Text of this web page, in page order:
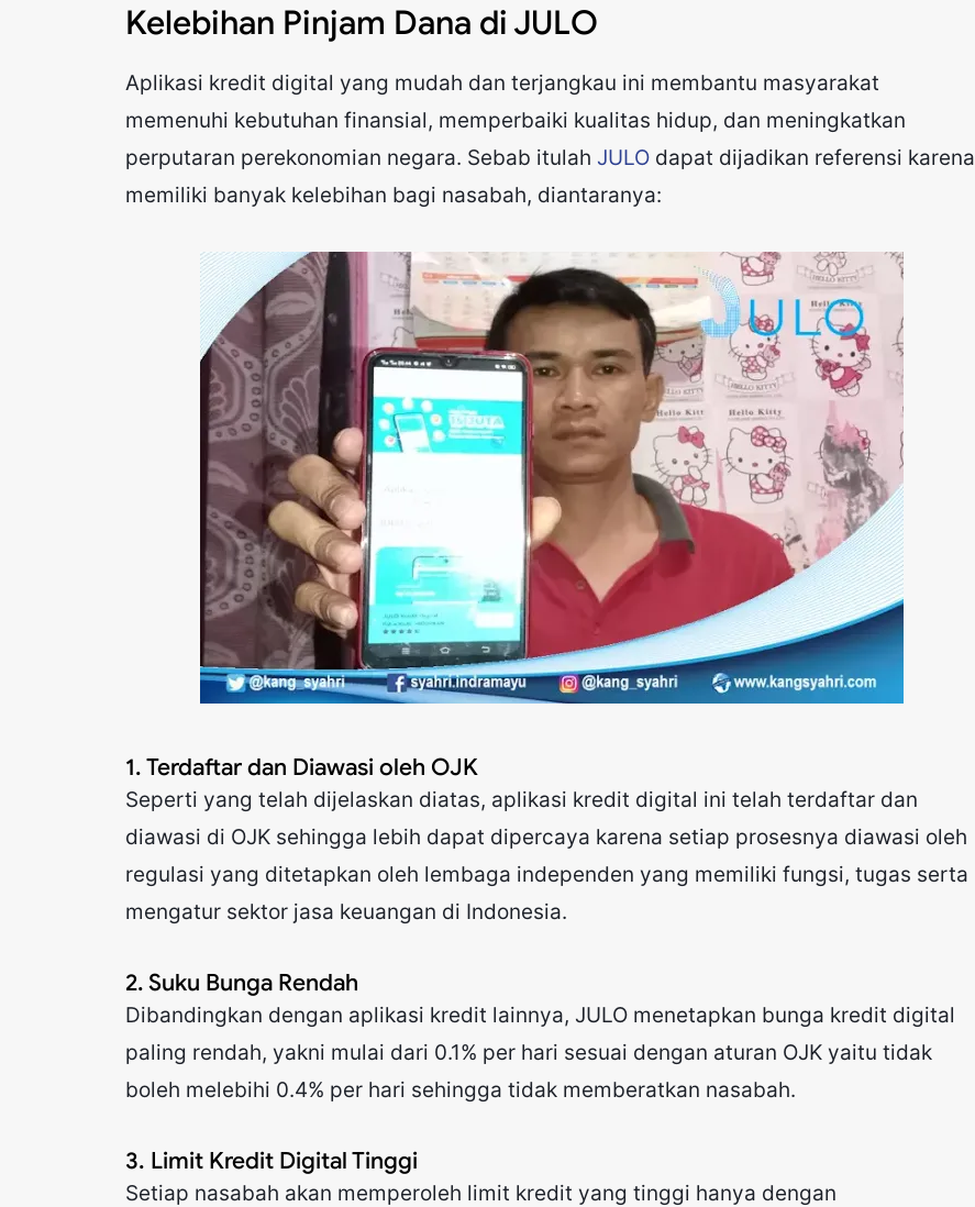
Kelebihan Pinjam Dana di JULO
Aplikasi kredit digital yang mudah dan terjangkau ini membantu masyarakat
memenuhi kebutuhan finansial, memperbaiki kualitas hidup, dan meningkatkan
perputaran perekonomian negara. Sebab itulah JULO dapat dijadikan referensi karena
memiliki banyak kelebihan bagi nasabah, diantaranya:
1. Terdaftar dan Diawasi oleh OJK
Seperti yang telah dijelaskan diatas, aplikasi kredit digital ini telah terdaftar dan
diawasi di OJK sehingga lebih dapat dipercaya karena setiap prosesnya diawasi oleh
regulasi yang ditetapkan oleh lembaga independen yang memiliki fungsi, tugas serta
mengatur sektor jasa keuangan di Indonesia.
2. Suku Bunga Rendah
Dibandingkan dengan aplikasi kredit lainnya, JULO menetapkan bunga kredit digital
paling rendah, yakni mulai dari 0.1% per hari sesuai dengan aturan OJK yaitu tidak
boleh melebihi 0.4% per hari sehingga tidak memberatkan nasabah.
3. Limit Kredit Digital Tinggi
Setiap nasabah akan memperoleh limit kredit yang tinggi hanya dengan